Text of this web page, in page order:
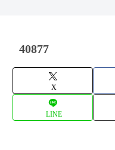
40877
X
LINE